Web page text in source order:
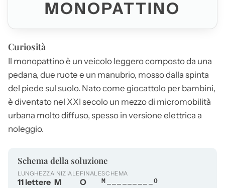
MONOPATTINO
Curiosità
Il monopattinoè un veicolo leggero composto da una
pedana, due ruote e un manubrio, mosso dalla spinta
del piede sul suolo. Nato come giocattolo per bambini,
è diventato nel XXI secolo un mezzo di micromobilità
urbana molto diffuso, spesso in versione elettrica a
noleggio.
Schema della soluzione
LUNGHEZZA
11 lettere
INIZIALE
M
FINALE
O
SCHEMA
M_________O